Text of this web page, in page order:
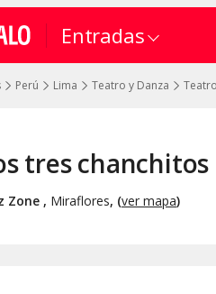
Entradas
Perú Lima Teatro y Danza
tres chanchitos
Zone , Miraflores, (ver mapa)